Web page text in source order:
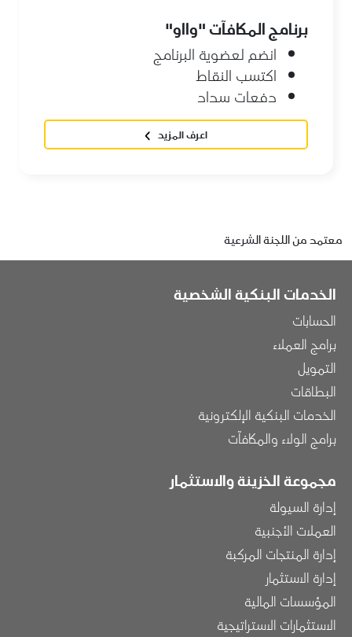
برنامج المكافآت "وااو"
انضم لعضوية البرنامج
اكتسب النقاط
دفعات سداد
اعرف المزيد
معتمد من اللجنة الشرعية
الخدمات البنكية الشخصية
الحسابات
برامج العملاء
التمويل
البطاقات
الخدمات البنكية الإلكترونية
برامج الولاء والمكافآت
مجموعة الخزينة والاستثمار
إدارة السيولة
العملات الأجنبية
إدارة المنتجات المركبة
إدارة الاستثمار
المؤسسات المالية
الاستثمارات الاستراتيجية